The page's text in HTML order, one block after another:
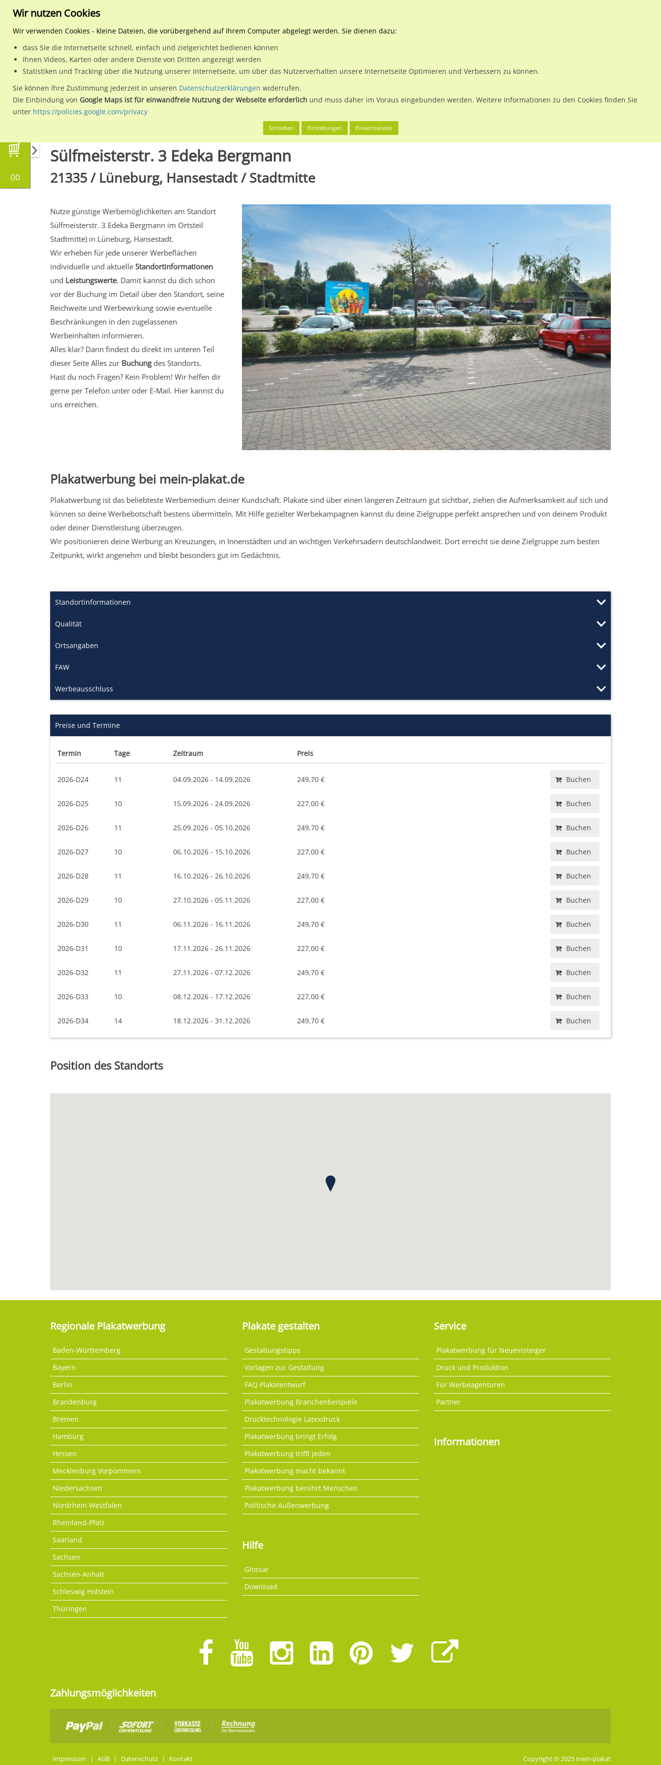
Planen & Buchen Plakatwerbung
Wähle den Werbestandort:
00
Lüneburg, Hansestadt Sülfmeisterstr. 3 Edeka Bergmann
Sülfmeisterstr. 3 Edeka Bergmann
21335 / Lüneburg, Hansestadt / Stadtmitte
Nutze günstige Werbemöglichkeiten am Standort
Sülfmeisterstr. 3 Edeka Bergmann im Ortsteil
Stadtmitte) in Lüneburg, Hansestadt.
Wir erheben für jede unserer Werbeflächen
individuelle und aktuelle Standortinformationen
und Leistungswerte. Damit kannst du dich schon
vor der Buchung im Detail über den Standort, seine
Reichweite und Werbewirkung sowie eventuelle
Beschränkungen in den zugelassenen
Werbeinhalten informieren.
Alles klar? Dann findest du direkt im unteren Teil
dieser Seite Alles zur Buchungdes Standorts.
Hast du noch Fragen? Kein Problem! Wir helfen dir
gerne per Telefon unter oder E-Mail. Hier kannst du
uns erreichen.
Plakatwerbung bei mein-plakat.de
Plakatwerbung ist das beliebteste Werbemedium deiner Kundschaft. Plakate sind über einen längeren Zeitraum gut sichtbar, ziehen die Aufmerksamkeit auf sich und
können so deine Werbebotschaft bestens übermitteln. Mit Hilfe gezielter Werbekampagnen kannst du deine Zielgruppe perfekt ansprechen und von deinem Produkt
oder deiner Dienstleistung überzeugen.
Wir positionieren deine Werbung an Kreuzungen, in Innenstädten und an wichtigen Verkehrsadern deutschlandweit. Dort erreicht sie deine Zielgruppe zum besten
Zeitpunkt, wirkt angenehm und bleibt besonders gut im Gedächtnis.
Standortinformationen
Qualität
Ortsangaben
FAW
Werbeausschluss
Preise und Termine
Termin Tage Zeitraum Preis
2026-D24 11 04.09.2026 - 14.09.2026 249,70 € Buchen
2026-D25 10 15.09.2026 - 24.09.2026 227,00 € Buchen
2026-D26 11 25.09.2026 - 05.10.2026 249,70 € Buchen
2026-D27 10 06.10.2026 - 15.10.2026 227,00 € Buchen
2026-D28 11 16.10.2026 - 26.10.2026 249,70 € Buchen
2026-D29 10 27.10.2026 - 05.11.2026 227,00 € Buchen
2026-D30 11 06.11.2026 - 16.11.2026 249,70 € Buchen
2026-D31 10 17.11.2026 - 26.11.2026 227,00 € Buchen
2026-D32 11 27.11.2026 - 07.12.2026 249,70 € Buchen
2026-D33 10 08.12.2026 - 17.12.2026 227,00 € Buchen
2026-D34 14 18.12.2026 - 31.12.2026 249,70 € Buchen
Position des Standorts
Regionale Plakatwerbung
Baden-Württemberg
Bayern
Berlin
Brandenburg
Bremen
Hamburg
Hessen
Mecklenburg Vorpommern
Niedersachsen
Nordrhein Westfalen
Rheinland-Pfalz
Saarland
Sachsen
Sachsen-Anhalt
Schleswig Holstein
Thüringen
Plakate gestalten
Gestaltungstipps
Vorlagen zur Gestaltung
FAQ Plakatentwurf
Plakatwerbung Branchenbeispiele
Drucktechnologie Latexdruck
Plakatwerbung bringt Erfolg
Plakatwerbung trifft jeden
Plakatwerbung macht bekannt
Plakatwerbung berührt Menschen
Politische Außenwerbung
Hilfe
Glossar
Download
Service
Plakatwerbung für Neueinsteiger
Druck und Produktion
Für Werbeagenturen
Partner
Informationen
Zahlungsmöglichkeiten
Impressum | AGB | Datenschutz | Kontakt Copyright © 2025 mein-plakat
Wir nutzen Cookies
Wir verwenden Cookies - kleine Dateien, die vorübergehend auf Ihrem Computer abgelegt werden. Sie dienen dazu:
dass Sie die Internetseite schnell, einfach und zielgerichtet bedienen können
Ihnen Videos, Karten oder andere Dienste von Dritten angezeigt werden
Statistiken und Tracking über die Nutzung unserer Internetseite, um über das Nutzerverhalten unsere Internetseite Optimieren und Verbessern zu können.
Sie können Ihre Zustimmung jederzeit in unseren Datenschutzerklärungen widerrufen.
Die Einbindung von Google Maps ist für einwandfreie Nutzung der Webseite erforderlich und muss daher im Voraus eingebunden werden. Weitere Informationen zu den Cookies finden Sie
unter https://policies.google.com/privacy
Schließen Einstellungen Einverstanden